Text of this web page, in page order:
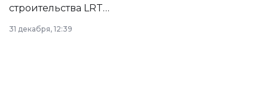
строительства LRT
в Астане из
республиканского
31 декабря, 12:39